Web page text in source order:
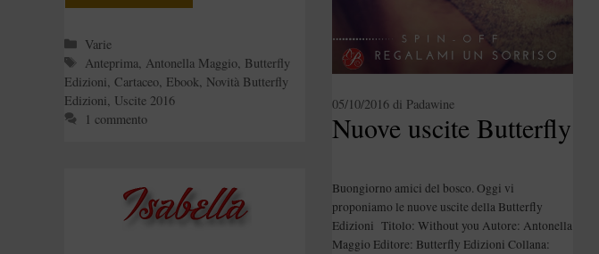
Nuove uscite Butterfly
05/10/2016 di Padawine
Buongiorno amici del bosco. Oggi vi
proponiamo le nuove uscite della Butterfly
Edizioni Titolo: Without you Autore: Antonella
Maggio Editore: Butterfly Edizioni Collana:
Categorie
Varie
Tag
Anteprima Antonella Maggio Butterfly
Edizioni Cartaceo Ebook Novità Butterfly
Edizioni Uscite 2016
1 commento